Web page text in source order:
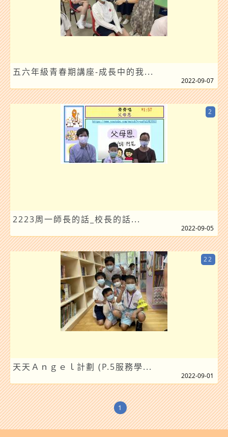
五六年級青春期講座-成長中的我...
2022-09-07
2223周一師長的話_校長的話...
2
2022-09-05
天天Ａｎｇｅｌ計劃 (P.5服務學...
22
2022-09-01
1